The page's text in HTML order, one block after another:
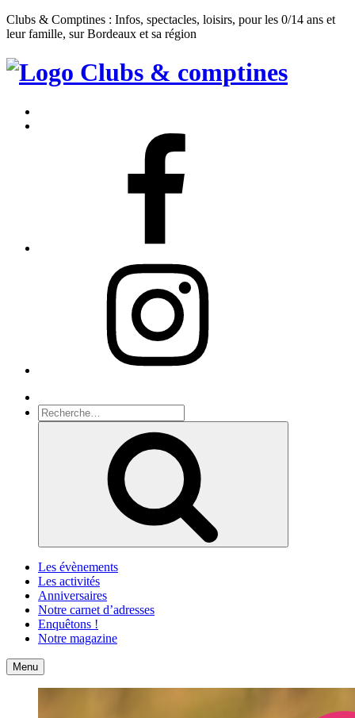
Clubs & Comptines : Infos, spectacles, loisirs, pour les 0/14 ans et
leur famille, sur Bordeaux et sa région
Clubs
Comptines
Recherche
pour
Les évènements
Les activités
Anniversaires
Notre carnet d’adresses
Enquêtons !
Notre magazine
Accueil
Menu Contact